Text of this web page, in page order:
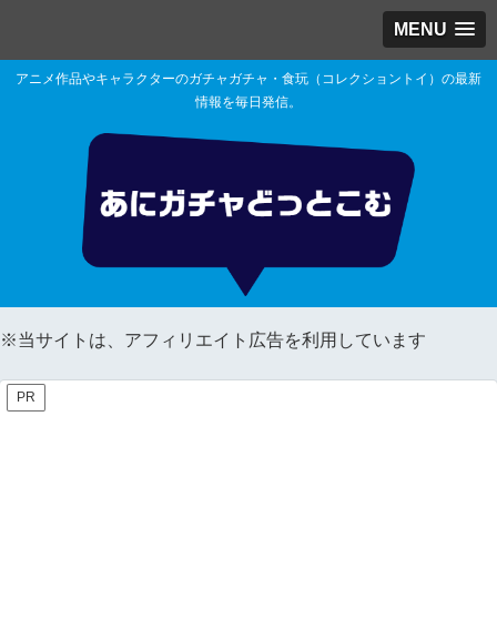
MENU
アニメ作品やキャラクターのガチャガチャ・食玩（コレクショントイ）の最新
情報を毎日発信。
※当サイトは、アフィリエイト広告を利用しています
PR